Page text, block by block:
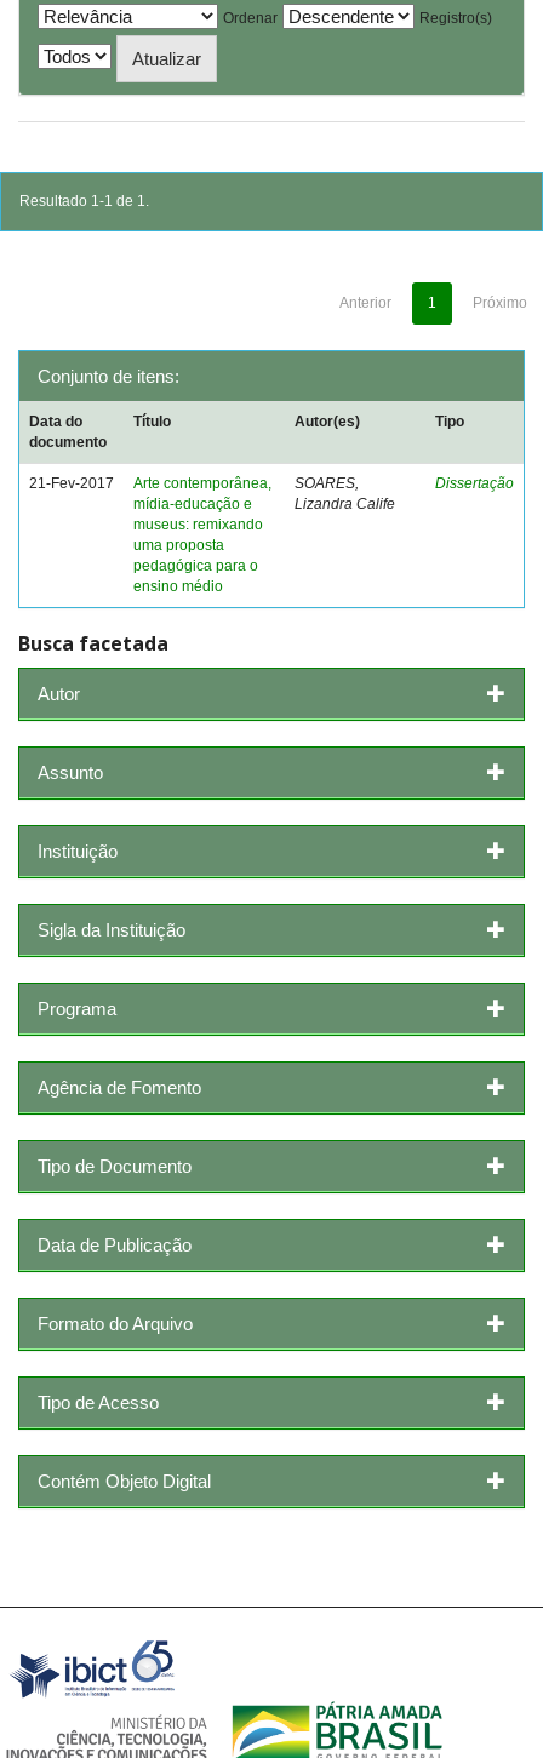
Ordenar
Registro(s)
Resultado 1-1 de 1.
Anterior 1 Próximo
Conjunto de itens:
Data do
documento
Título Autor(es) Tipo
21-Fev-2017
Arte contemporânea,
mídia-educação e
museus: remixando
uma proposta
pedagógica para o
ensino médio
SOARES,
Lizandra Calife
Dissertação
Busca facetada
Autor
Assunto
Instituição
Sigla da Instituição
Programa
Agência de Fomento
Tipo de Documento
Data de Publicação
Formato do Arquivo
Tipo de Acesso
Contém Objeto Digital